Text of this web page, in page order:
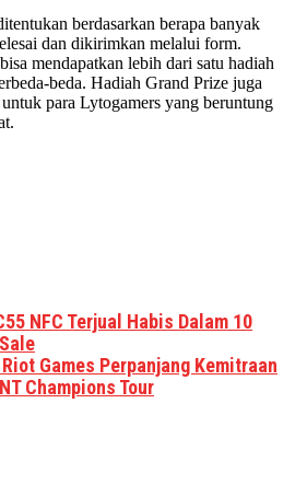
berdasarkan berapa banyak
dan dikirimkan melalui form.
mendapatkan lebih dari satu hadiah
beda. Hadiah Grand Prize juga
para Lytogamers yang beruntung
NFC Terjual Habis Dalam 10
Games Perpanjang Kemitraan
Champions Tour